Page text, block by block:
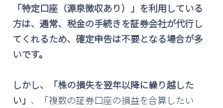
「特定口座（源泉徴収あり）」を利用している
方は、通常、税金の手続きを証券会社が代行し
てくれるため、確定申告は不要となる場合が多
いです。
しかし、「株の損失を翌年以降に繰り越した
い」 、「複数の証券口座の損益を合算したい